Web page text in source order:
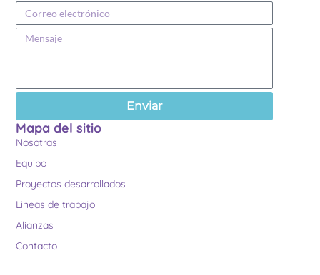
Enviar
Mapa del sitio
Nosotras
Equipo
Proyectos desarrollados
Lineas de trabajo
Alianzas
Contacto